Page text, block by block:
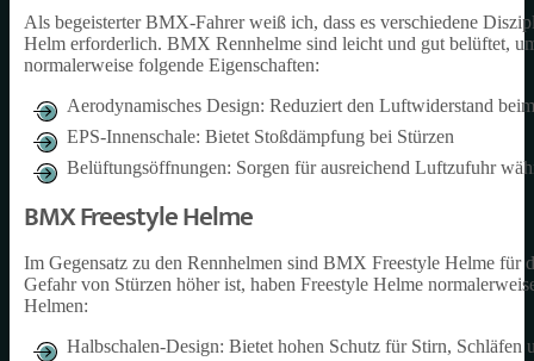
Als begeisterter BMX-Fahrer weiß ich, dass es verschiedene
Helm erforderlich. BMX Rennhelme sind leicht und gut belüftet,
normalerweise folgende Eigenschaften:
Aerodynamisches Design: Reduziert den Luftwiderstand
EPS-Innenschale: Bietet Stoßdämpfung bei Stürzen
Belüftungsöffnungen: Sorgen für ausreichend Luftzufuhr
BMX Freestyle Helme
Im Gegensatz zu den Rennhelmen sind BMX Freestyle Helme
Gefahr von Stürzen höher ist, haben Freestyle Helme
Helmen:
Halbschalen-Design: Bietet hohen Schutz für Stirn, Schläfen